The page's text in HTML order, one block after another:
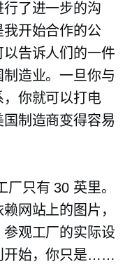
了进一步的沟
开始合作的公
告诉人们的一件
造业。一旦你与
你就可以打电
制造商变得容易
只有 30 英里。
网站上的图片，
观工厂的实际设
开始，你只是……